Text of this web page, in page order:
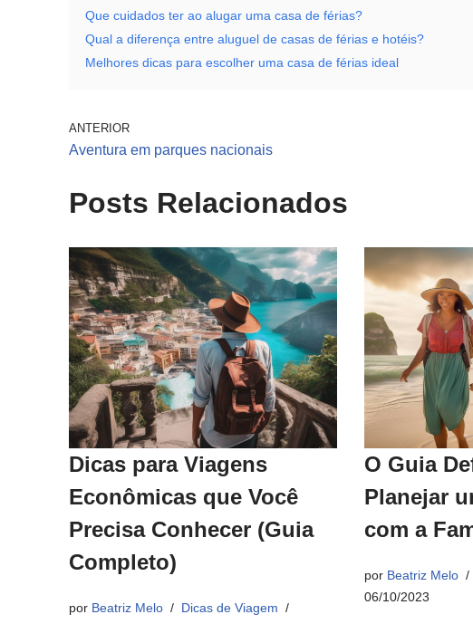
Que cuidados ter ao alugar uma casa de férias?
Qual a diferença entre aluguel de casas de férias e hotéis?
Melhores dicas para escolher uma casa de férias ideal
ANTERIOR
Aventura em parques nacionais
Posts Relacionados
Dicas para Viagens
Econômicas que Você
Precisa Conhecer (Guia
Completo)
por Beatriz Melo
Dicas de Viagem
O Guia
Planejar
com a
por Beatriz Melo
06/10/2023